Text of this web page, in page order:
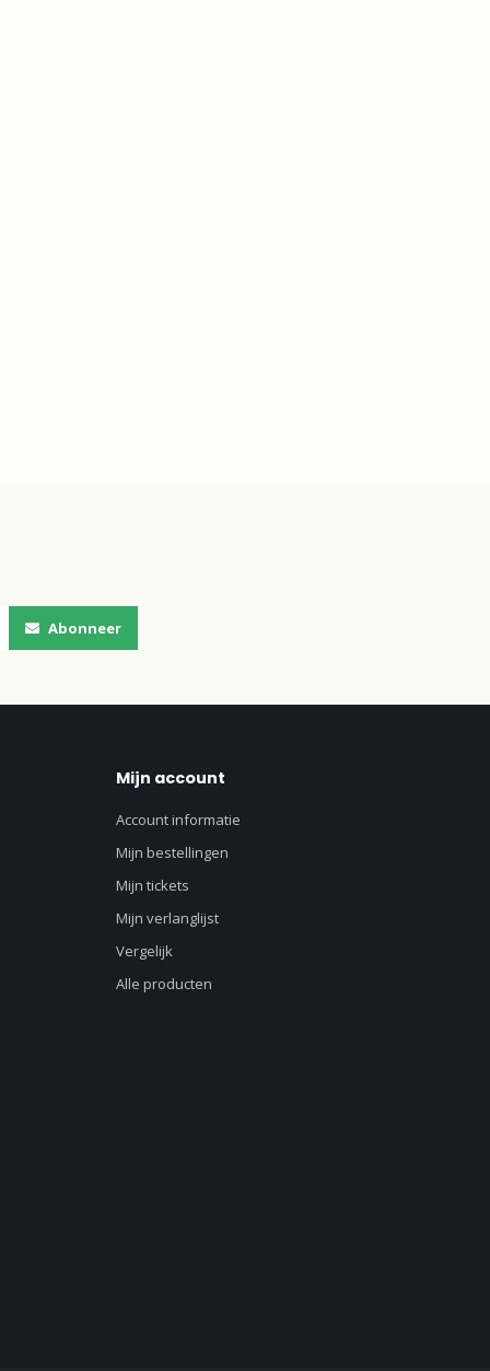
Abonneer
Mijn account
Account informatie
Mijn bestellingen
Mijn tickets
Mijn verlanglijst
Vergelijk
Alle producten